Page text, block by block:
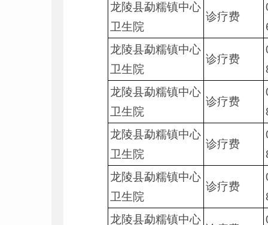
龙陵县勐糯镇中心
卫生院
诊疗费
龙陵县勐糯镇中心
卫生院
诊疗费
龙陵县勐糯镇中心
卫生院
诊疗费
龙陵县勐糯镇中心
卫生院
诊疗费
龙陵县勐糯镇中心
卫生院
诊疗费
龙陵县勐糯镇中心